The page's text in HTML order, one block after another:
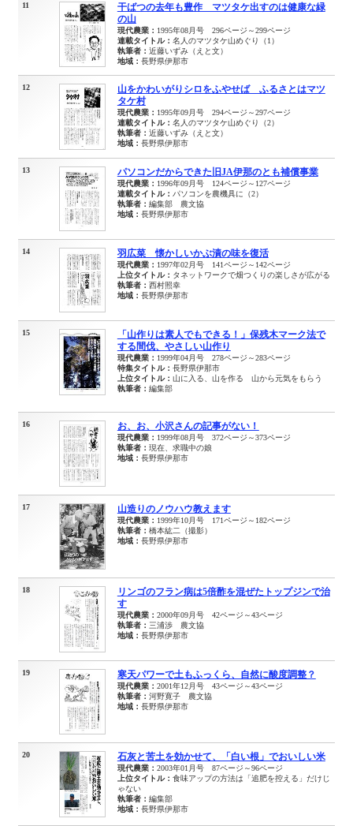
11
干ばつの去年も豊作 マツタケ出すのは健康な緑
の山
現代農業： 1995年08月号 296ページ～299ページ
連載タイトル： 名人のマツタケ山めぐり（1）
執筆者： 近藤いずみ（えと文）
地域： 長野県伊那市
12
山をかわいがりシロをふやせば ふるさとはマツ
タケ村
現代農業： 1995年09月号 294ページ～297ページ
連載タイトル： 名人のマツタケ山めぐり（2）
執筆者： 近藤いずみ（えと文）
地域： 長野県伊那市
13 パソコンだからできた旧JA伊那のとも補償事業
現代農業： 1996年09月号 124ページ～127ページ
連載タイトル： パソコンを農機具に（2）
執筆者： 編集部 農文協
地域： 長野県伊那市
14 羽広菜 懐かしいかぶ漬の味を復活
現代農業： 1997年02月号 141ページ～142ページ
上位タイトル： タネットワークで畑つくりの楽しさが広がる
執筆者： 西村照幸
地域： 長野県伊那市
15
「山作りは素人でもできる！」保残木マーク法で
する間伐、やさしい山作り
現代農業： 1999年04月号 278ページ～283ページ
特集タイトル： 長野県伊那市
上位タイトル： 山に入る、山を作る 山から元気をもらう
執筆者： 編集部
16 お、お、小沢さんの記事がない！
現代農業： 1999年08月号 372ページ～373ページ
執筆者： 現在、求職中の娘
地域： 長野県伊那市
17 山造りのノウハウ教えます
現代農業： 1999年10月号 171ページ～182ページ
執筆者： 橋本紘二（撮影）
地域： 長野県伊那市
18
リンゴのフラン病は5倍酢を混ぜたトップジンで治
す
現代農業： 2000年09月号 42ページ～43ページ
執筆者： 三浦渉 農文協
地域： 長野県伊那市
19 寒天パワーで土もふっくら、自然に酸度調整？
現代農業： 2001年12月号 43ページ～43ページ
執筆者： 河野寛子 農文協
地域： 長野県伊那市
20 石灰と苦土を効かせて、「白い根」でおいしい米
現代農業： 2003年01月号 87ページ～96ページ
上位タイトル： 食味アップの方法は「追肥を控える」だけじ
ゃない
執筆者： 編集部
地域： 長野県伊那市